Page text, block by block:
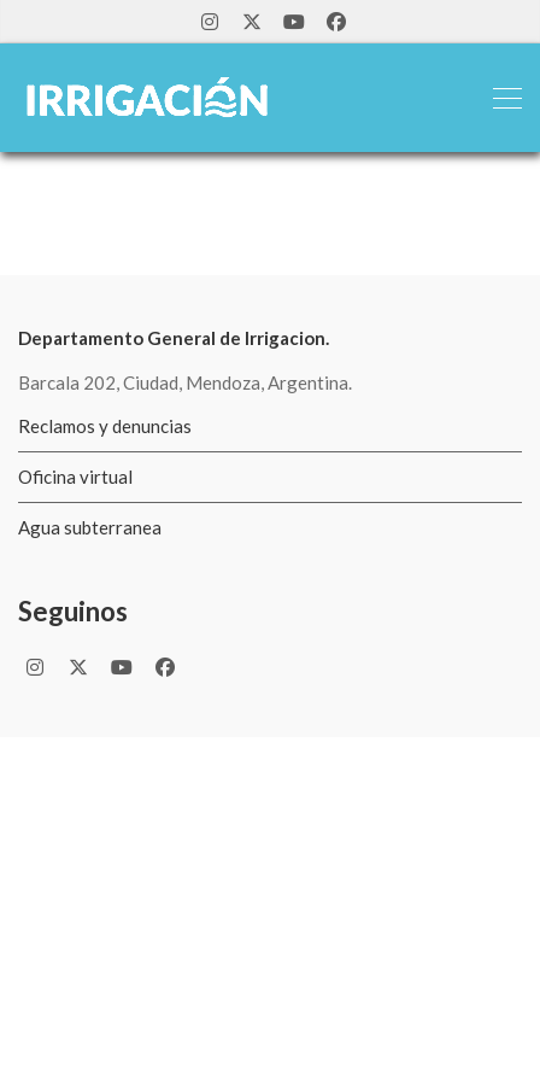
Departamento General de Irrigacion.
Barcala 202, Ciudad, Mendoza, Argentina.
Reclamos y denuncias
Oficina virtual
Agua subterranea
Seguinos